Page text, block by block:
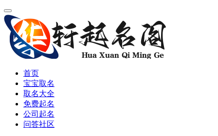
首页
宝宝取名
取名大全
免费起名
公司起名
问答社区